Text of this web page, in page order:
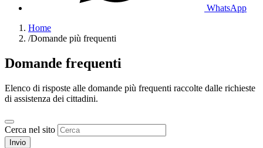
WhatsApp
Home
/Domande più frequenti
Domande frequenti
Elenco di risposte alle domande più frequenti raccolte dalle richieste
di assistenza dei cittadini.
Cerca nel sito
Invio